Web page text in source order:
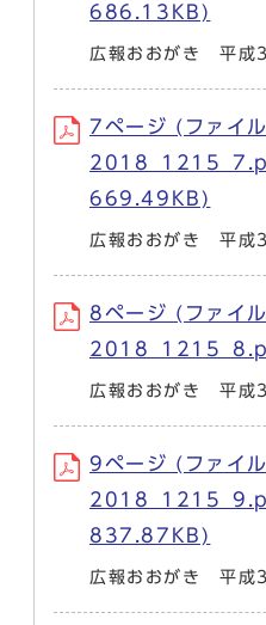
686.13KB)
広報おおがき 平成
7ページ (ファイル
669.49KB)
広報おおがき 平成
8ページ (ファイル
広報おおがき 平成
9ページ (ファイル
837.87KB)
広報おおがき 平成